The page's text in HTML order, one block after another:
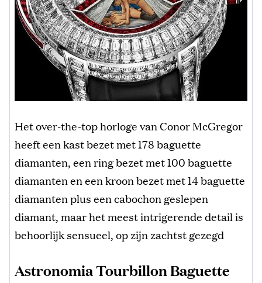
Het over-the-top horloge van Conor McGregor
heeft een kast bezet met 178 baguette
diamanten, een ring bezet met 100 baguette
diamanten en een kroon bezet met 14 baguette
diamanten plus een cabochon geslepen
diamant, maar het meest intrigerende detail is
behoorlijk sensueel, op zijn zachtst gezegd
Astronomia Tourbillon Baguette